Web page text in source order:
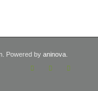
Powered by aninova.